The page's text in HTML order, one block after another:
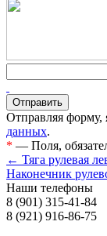
Отправляя форму,
данных.
* — Поля,
← Тяга рулевая
Наконечник
Наши телефоны
8 (901) 315-41-84
8 (921) 916-86-75